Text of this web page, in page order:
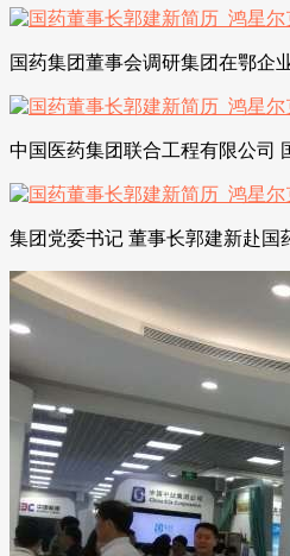
国药集团董事会调研集团在鄂企
中国医药集团联合工程有限公司
集团党委书记 董事长郭建新赴国